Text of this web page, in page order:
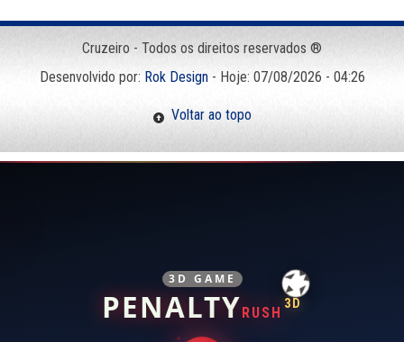
Cruzeiro - Todos os direitos reservados ®
Desenvolvido por: Rok Design- Hoje: 07/08/2026 - 04:26
Voltar ao topo
3D GAME
PENALTYRUSH
3D